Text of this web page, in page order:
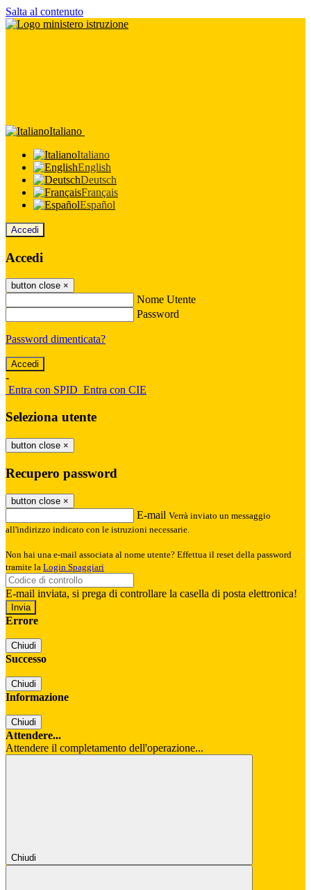
Salta al contenuto
Italiano
Italiano
English
Deutsch
Français
Español
Accedi
Accedi
button close ×
Nome Utente
Password
Password dimenticata?
-
Entra con SPID Entra con CIE
Seleziona utente
button close ×
Recupero password
button close ×
E-mail Verrà inviato un messaggio
all'indirizzo indicato con le istruzioni necessarie.
Non hai una e-mail associata al nome utente? Effettua il reset della password
tramite la Login Spaggiari
E-mail inviata, si prega di controllare la casella di posta elettronica!
Errore
Chiudi
Successo
Chiudi
Informazione
Chiudi
Attendere...
Attendere il completamento dell'operazione...
Chiudi